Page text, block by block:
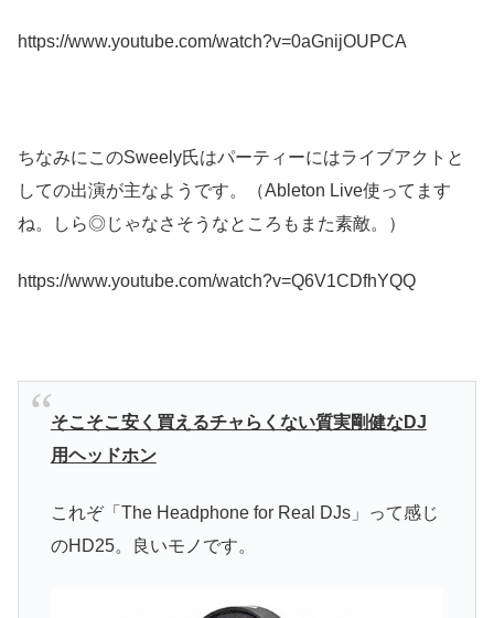
https://www.youtube.com/watch?v=0aGnijOUPCA
ちなみにこのSweely氏はパーティーにはライブアクトと
しての出演が主なようです。（Ableton Live使ってます
ね。しら◎じゃなさそうなところもまた素敵。）
https://www.youtube.com/watch?v=Q6V1CDfhYQQ
そこそこ安く買えるチャらくない質実剛健なDJ
用ヘッドホン
これぞ「The Headphone for Real DJs」って感じ
のHD25。良いモノです。